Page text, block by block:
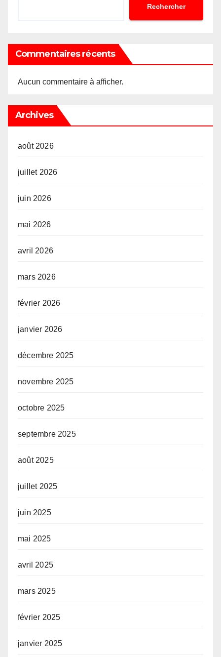
Rechercher
Commentaires récents
Aucun commentaire à afficher.
Archives
août 2026
juillet 2026
juin 2026
mai 2026
avril 2026
mars 2026
février 2026
janvier 2026
décembre 2025
novembre 2025
octobre 2025
septembre 2025
août 2025
juillet 2025
juin 2025
mai 2025
avril 2025
mars 2025
février 2025
janvier 2025